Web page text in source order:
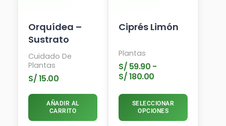
Orquídea –
Sustrato
Cuidado De
Plantas
S/15.00
AÑADIR AL
CARRITO
Ciprés Limón
Plantas
S/ 59.90 -
S/180.00
SELECCIONAR
OPCIONES
En
La
De
Producto